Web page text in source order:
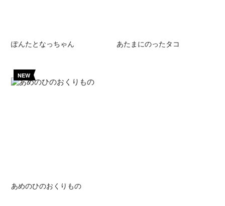
ぽんたとなっちゃん あたまにのったタコ
NEW
あめのひのおくりもの